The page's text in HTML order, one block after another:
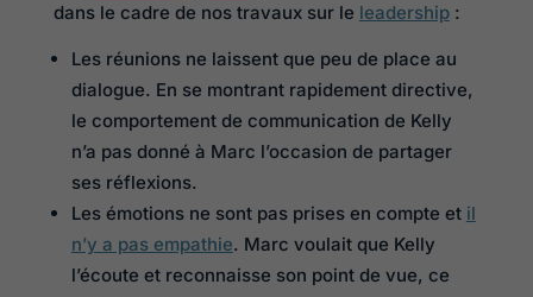
dans le cadre de nos travaux sur le leadership:
Les réunions ne laissent que peu de place au
dialogue. En se montrant rapidement directive,
le comportement de communication de Kelly
n’a pas donné à Marc l’occasion de partager
ses réflexions.
Les émotions ne sont pas prises en compte et il
n’y a pas empathie. Marc voulait que Kelly
l’écoute et reconnaisse son point de vue, ce